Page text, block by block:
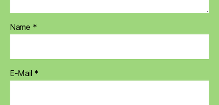
Name *
E-Mail *